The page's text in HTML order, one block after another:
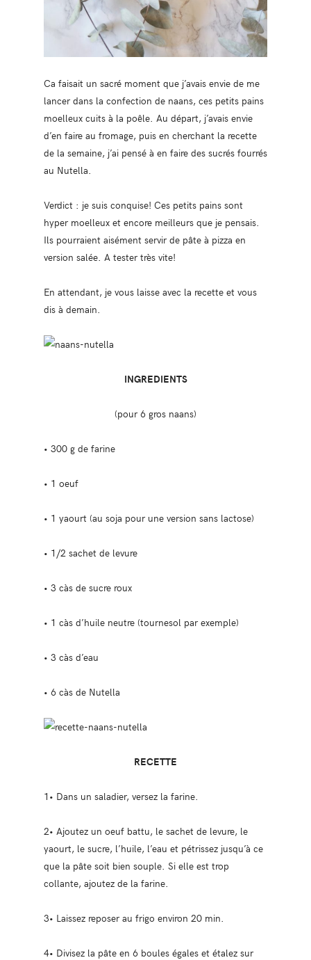
Ca faisait un sacré moment que j’avais envie de me
lancer dans la confection de naans, ces petits pains
moelleux cuits à la poêle. Au départ, j’avais envie
d’en faire au fromage, puis en cherchant la recette
de la semaine, j’ai pensé à en faire des sucrés fourrés
au Nutella.
Verdict : je suis conquise! Ces petits pains sont
hyper moelleux et encore meilleurs que je pensais.
Ils pourraient aisément servir de pâte à pizza en
version salée. A tester très vite!
En attendant, je vous laisse avec la recette et vous
dis à demain.
INGREDIENTS
(pour 6 gros naans)
• 300 g de farine
• 1 oeuf
• 1 yaourt (au soja pour une version sans lactose)
• 1/2 sachet de levure
• 3 càs de sucre roux
• 1 càs d’huile neutre (tournesol par exemple)
• 3 càs d’eau
• 6 càs de Nutella
RECETTE
1• Dans un saladier, versez la farine.
2• Ajoutez un oeuf battu, le sachet de levure, le
yaourt, le sucre, l’huile, l’eau et pétrissez jusqu’à ce
que la pâte soit bien souple. Si elle est trop
collante, ajoutez de la farine.
3• Laissez reposer au frigo environ 20 min.
4• Divisez la pâte en 6 boules égales et étalez sur